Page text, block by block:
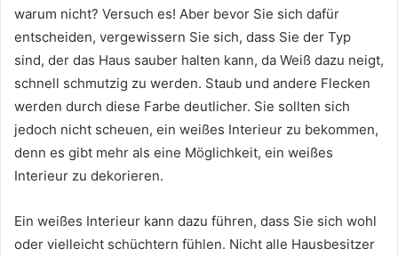
warum nicht? Versuch es! Aber bevor Sie sich dafür
entscheiden, vergewissern Sie sich, dass Sie der Typ
sind, der das Haus sauber halten kann, da Weiß dazu neigt,
schnell schmutzig zu werden. Staub und andere Flecken
werden durch diese Farbe deutlicher. Sie sollten sich
jedoch nicht scheuen, ein weißes Interieur zu bekommen,
denn es gibt mehr als eine Möglichkeit, ein weißes
Interieur zu dekorieren.
Ein weißes Interieur kann dazu führen, dass Sie sich wohl
oder vielleicht schüchtern fühlen. Nicht alle Hausbesitzer